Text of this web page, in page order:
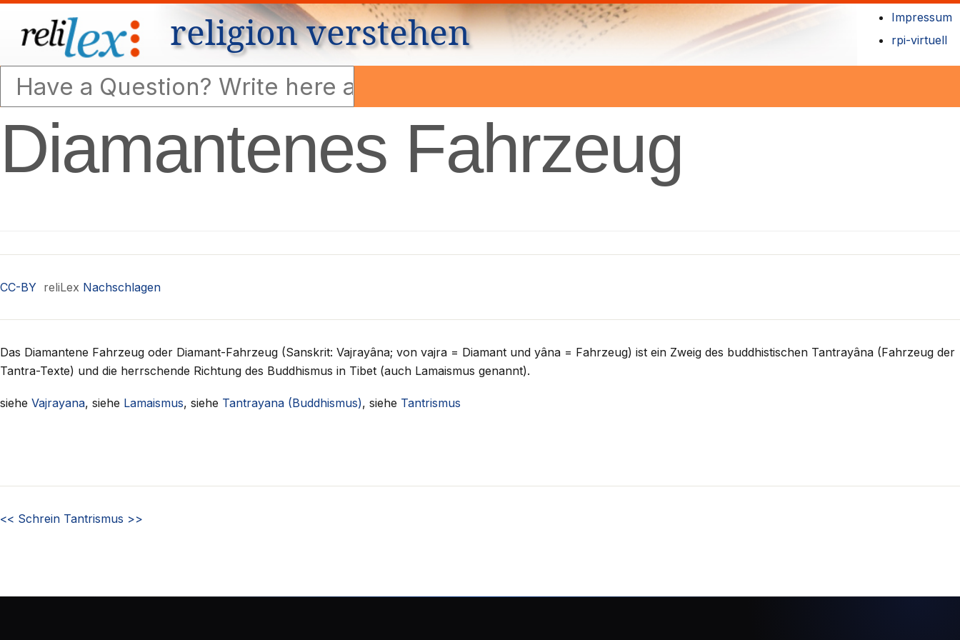
religion verstehen
Impressum
rpi-virtuell
Diamantenes Fahrzeug
CC-BY reliLex Nachschlagen
Das Diamantene Fahrzeug oder Diamant-Fahrzeug (Sanskrit: Vajrayâna; von vajra = Diamant und yâna = Fahrzeug) ist ein Zweig des buddhistischen Tantrayâna (Fahrzeug der
Tantra-Texte) und die herrschende Richtung des Buddhismus in Tibet (auch Lamaismus genannt).
siehe Vajrayana, siehe Lamaismus, siehe Tantrayana (Buddhismus), siehe Tantrismus
<< Schrein Tantrismus >>